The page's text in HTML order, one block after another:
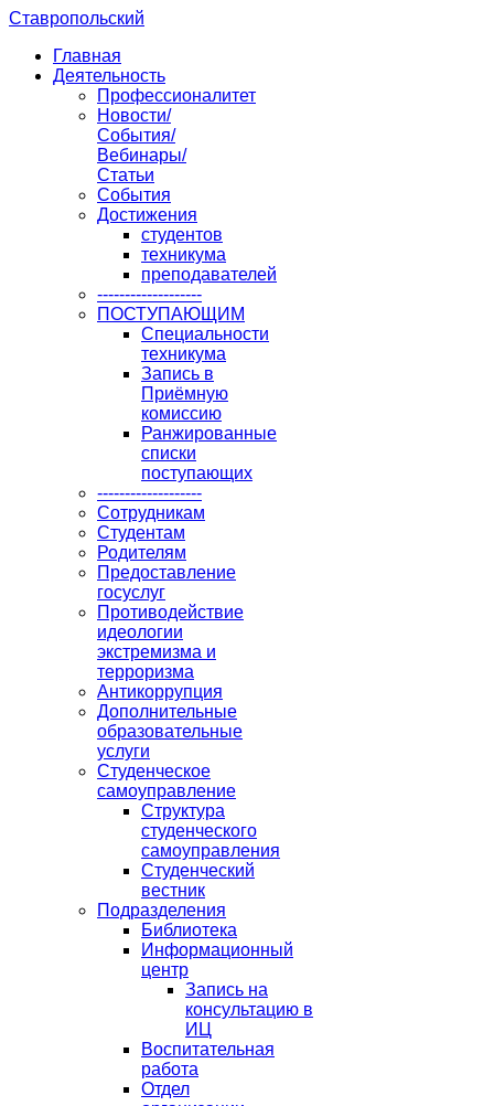
Ставропольский
Главная
Деятельность
Профессионалитет
Новости/
События/
Вебинары/
Статьи
События
Достижения
студентов
техникума
преподавателей
-------------------
ПОСТУПАЮЩИМ
Специальности
техникума
Запись в
Приёмную
комиссию
Ранжированные
списки
поступающих
-------------------
Сотрудникам
Студентам
Родителям
Предоставление
госуслуг
Противодействие
идеологии
экстремизма и
терроризма
Антикоррупция
Дополнительные
образовательные
услуги
Студенческое
самоуправление
Структура
студенческого
самоуправления
Студенческий
вестник
Подразделения
Библиотека
Информационный
центр
Запись на
консультацию в
ИЦ
Воспитательная
работа
Отдел